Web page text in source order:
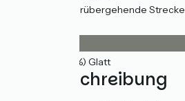
(3%) Vorübergehende Strecke
(100%) Glatt
Wegbeschreibung